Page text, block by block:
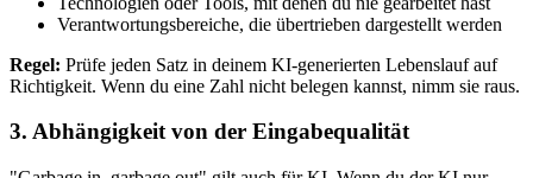
Verantwortungsbereiche, die übertrieben dargestellt werden
Regel: Prüfe jeden Satz in deinem KI-generierten Lebenslauf auf
Richtigkeit. Wenn du eine Zahl nicht belegen kannst, nimm sie raus.
3. Abhängigkeit von der Eingabequalität